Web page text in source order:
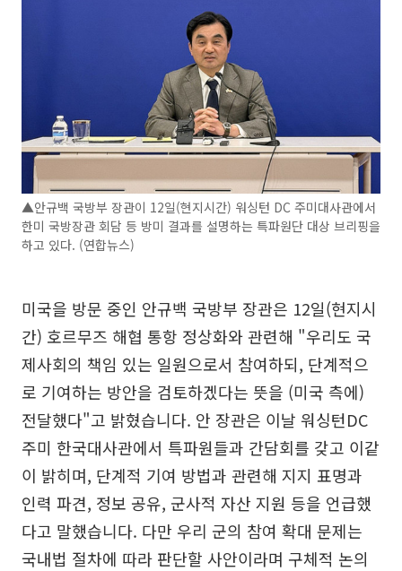
▲안규백 국방부 장관이 12일(현지시간) 워싱턴 DC 주미대사관에서
한미 국방장관 회담 등 방미 결과를 설명하는 특파원단 대상 브리핑을
하고 있다. (연합뉴스)
미국을 방문 중인 안규백 국방부 장관은 12일(현지시
간) 호르무즈 해협 통항 정상화와 관련해 "우리도 국
제사회의 책임 있는 일원으로서 참여하되, 단계적으
로 기여하는 방안을 검토하겠다는 뜻을 (미국 측에)
전달했다"고 밝혔습니다. 안 장관은 이날 워싱턴DC
주미 한국대사관에서 특파원들과 간담회를 갖고 이같
이 밝히며, 단계적 기여 방법과 관련해 지지 표명과
인력 파견, 정보 공유, 군사적 자산 지원 등을 언급했
다고 말했습니다. 다만 우리 군의 참여 확대 문제는
국내법 절차에 따라 판단할 사안이라며 구체적 논의